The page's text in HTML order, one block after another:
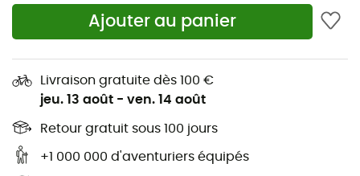
Ajouter au panier
Livraison gratuite dès 100 €
jeu. 13 août - ven. 14 août
Retour gratuit sous 100 jours
+1 000 000 d'aventuriers équipés
intentionnellement ajouté et une protection solaire
Cordon de serrage à la taille pour le réglage
Deux poches avant et une poche zippée à l'arrière
droit pour ranger vos essentiels
La forme articulée au niveau des genoux offre une
grande liberté de mouvement